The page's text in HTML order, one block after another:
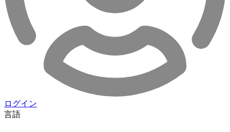
ログイン
言語